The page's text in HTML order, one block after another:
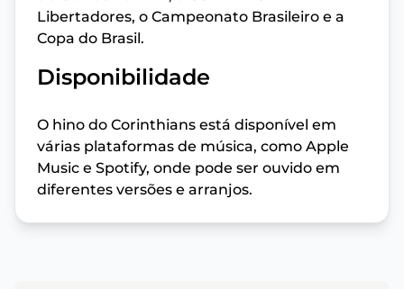
Libertadores, o Campeonato Brasileiro e a
Copa do Brasil.
Disponibilidade
O hino do Corinthians está disponível em
várias plataformas de música, como Apple
Music e Spotify, onde pode ser ouvido em
diferentes versões e arranjos.